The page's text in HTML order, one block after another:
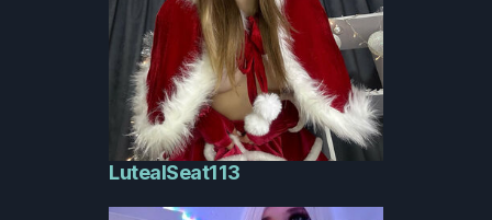
LutealSeat113